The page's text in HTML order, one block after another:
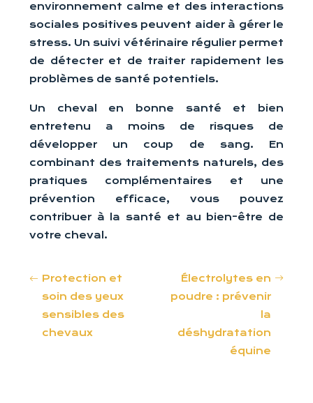
environnement calme et des interactions
sociales positives peuvent aider à gérer le
stress. Un suivi vétérinaire régulier permet
de détecter et de traiter rapidement les
problèmes de santé potentiels.
Un cheval en bonne santé et bien
entretenu a moins de risques de
développer un coup de sang. En
combinant des traitements naturels, des
pratiques complémentaires et une
prévention efficace, vous pouvez
contribuer à la santé et au bien-être de
votre cheval.
Protection et
soin des yeux
sensibles des
chevaux
Électrolytes en
poudre : prévenir
la
déshydratation
équine